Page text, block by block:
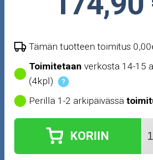
Tämän tuotteen toimitus
Toimitetaan verkosta 14-15
(4kpl)
?
Perillä 1-2 arkipäivässä
KORIIN